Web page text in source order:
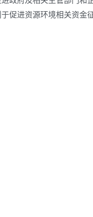
促进资源环境相关资